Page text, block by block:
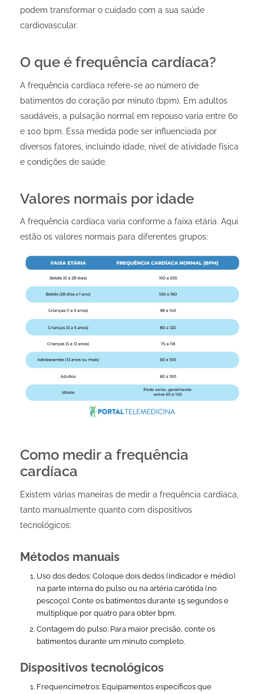
podem transformar o cuidado com a sua saúde
cardiovascular.
O que é frequência cardíaca?
A frequência cardíaca refere-se ao número de
batimentos do coração por minuto (bpm). Em adultos
saudáveis, a pulsação normal em repouso varia entre 60
e 100 bpm. Essa medida pode ser influenciada por
diversos fatores, incluindo idade, nível de atividade física
e condições de saúde.
Valores normais por idade
A frequência cardíaca varia conforme a faixa etária. Aqui
estão os valores normais para diferentes grupos:
Como medir a frequência
cardíaca
Existem várias maneiras de medir a frequência cardíaca,
tanto manualmente quanto com dispositivos
tecnológicos:
Métodos manuais
Uso dos dedos: Coloque dois dedos (indicador e médio)
na parte interna do pulso ou na artéria carótida (no
pescoço). Conte os batimentos durante 15 segundos e
multiplique por quatro para obter bpm.
Contagem do pulso: Para maior precisão, conte os
batimentos durante um minuto completo.
Dispositivos tecnológicos
Frequencímetros: Equipamentos específicos que